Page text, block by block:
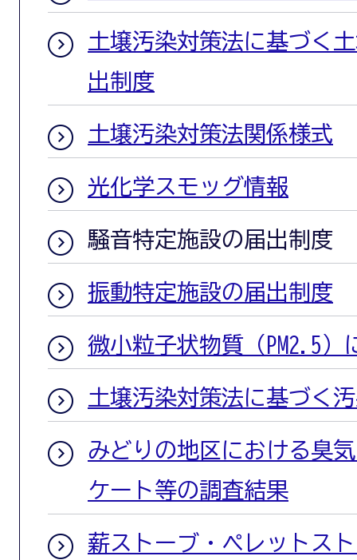
土壌汚染対策法に基づく
出制度
土壌汚染対策法関係様式
光化学スモッグ情報
騒音特定施設の届出制度
振動特定施設の届出制度
微小粒子状物質（PM2.5）
土壌汚染対策法に基づく
みどりの地区における臭
ケート等の調査結果
薪ストーブ・ペレットス